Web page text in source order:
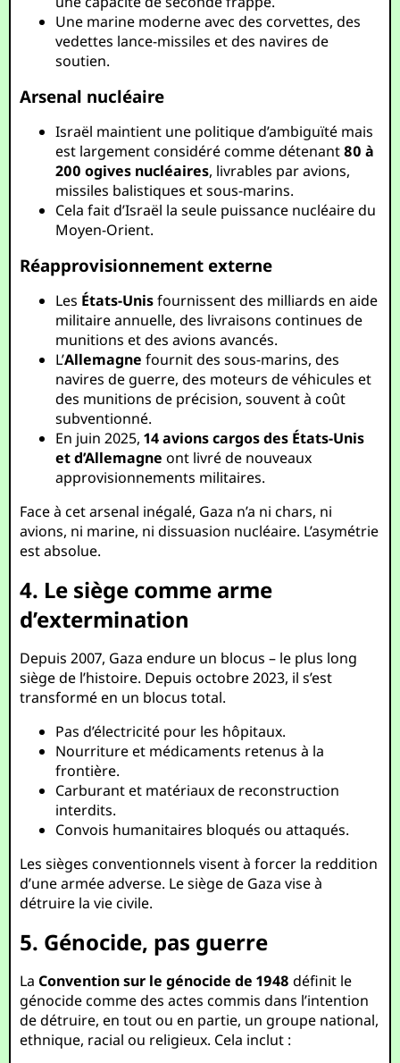
Une marine moderne avec des corvettes, des
vedettes lance-missiles et des navires de
soutien.
Arsenal nucléaire
Israël maintient une politique d’ambiguïté mais
est largement considéré comme détenant80 à
200 ogives nucléaires, livrables par avions,
missiles balistiques et sous-marins.
Cela fait d’Israël la seule puissance nucléaire du
Moyen-Orient.
Réapprovisionnement externe
Les États-Unisfournissent des milliards en aide
militaire annuelle, des livraisons continues de
munitions et des avions avancés.
L’Allemagne fournit des sous-marins, des
navires de guerre, des moteurs de véhicules et
des munitions de précision, souvent à coût
subventionné.
En juin 2025,14 avions cargos des États-Unis
et d’Allemagne ont livré de nouveaux
approvisionnements militaires.
Face à cet arsenal inégalé, Gaza n’a ni chars, ni
avions, ni marine, ni dissuasion nucléaire. L’asymétrie
est absolue.
4. Le siège comme arme
d’extermination
Depuis 2007, Gaza endure un blocus – le plus long
siège de l’histoire. Depuis octobre 2023, il s’est
transformé en un blocus total.
Pas d’électricité pour les hôpitaux.
Nourriture et médicaments retenus à la
frontière.
Carburant et matériaux de reconstruction
interdits.
Convois humanitaires bloqués ou attaqués.
Les sièges conventionnels visent à forcer la reddition
d’une armée adverse. Le siège de Gaza vise à
détruire la vie civile.
5. Génocide, pas guerre
LaConvention sur le génocide de 1948 définit le
génocide comme des actes commis dans l’intention
de détruire, en tout ou en partie, un groupe national,
ethnique, racial ou religieux. Cela inclut :